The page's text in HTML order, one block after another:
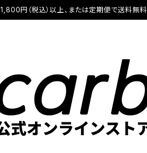
1,800円（税込）以上、または定期便で送料無料